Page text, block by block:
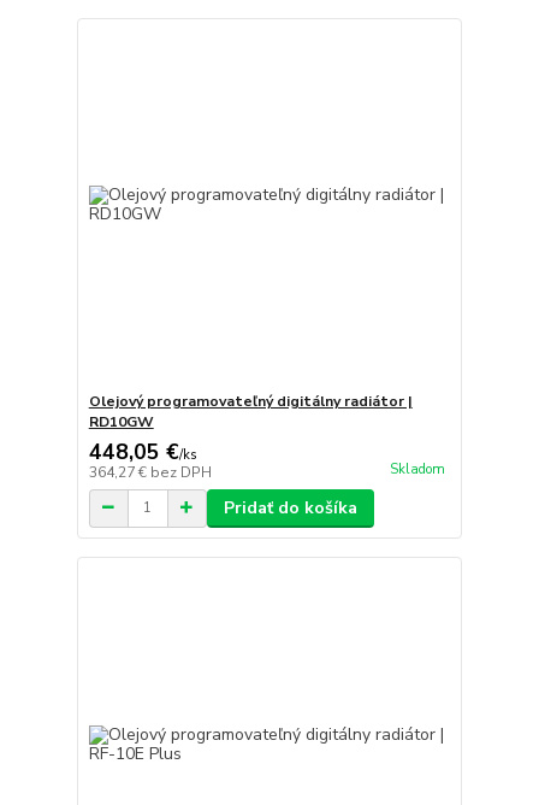
Olejový programovateľný digitálny radiátor |
RD10GW
448,05 €/ks
364,27 € bez DPH Skladom
Pridať do košíka